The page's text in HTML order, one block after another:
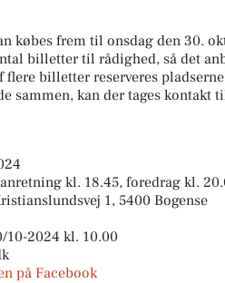
købes frem til onsdag den 30.
billetter til rådighed, så det
flere billetter reserveres
sammen, kan der tages kontakt
kl. 18.45, foredrag kl.
1, 5400 Bogense
2024 kl. 10.00
på Facebook